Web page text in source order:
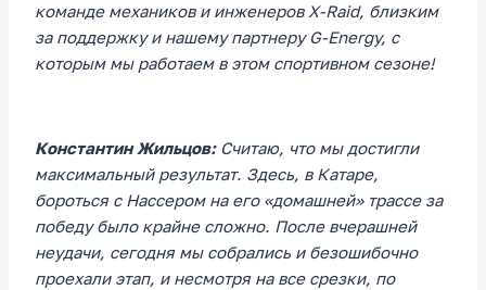
команде механиков и инженеров X-Raid, близким
за поддержку и нашему партнеру G-Energy, с
которым мы работаем в этом спортивном сезоне!
Константин Жильцов: Считаю, что мы достигли
максимальный результат. Здесь, в Катаре,
бороться с Нассером на его «домашней» трассе за
победу было крайне сложно. После вчерашней
неудачи, сегодня мы собрались и безошибочно
проехали этап, и несмотря на все срезки, по